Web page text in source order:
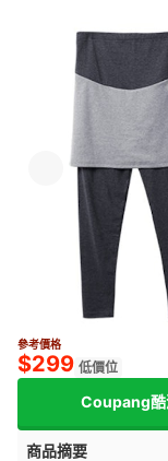
參考價格
$299 低價位
Coupang酷
商品摘要